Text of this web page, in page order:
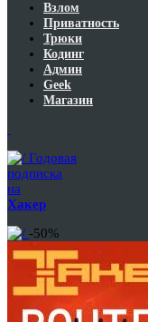
Взлом
Приватность
Трюки
Кодинг
Админ
Geek
Магазин
Годовая
подписка
на
Хакер
-50%